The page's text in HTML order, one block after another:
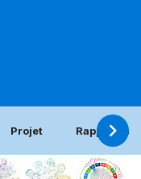
Projet Rapport